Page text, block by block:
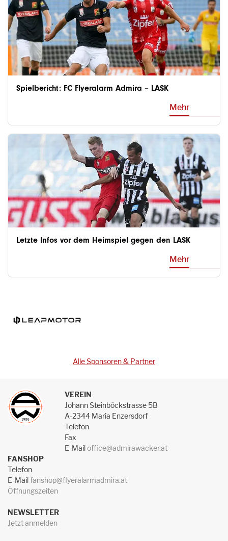
Spielbericht: FC Flyeralarm Admira – LASK
Mehr
Letzte Infos vor dem Heimspiel gegen den LASK
Mehr
Alle Sponsoren & Partner
VEREIN
Johann Steinböckstrasse 5B
A-2344 Maria Enzersdorf
Telefon
Fax
E-Mailoffice@admirawacker.at
FANSHOP
Telefon
E-Mailfanshop@flyeralarmadmira.at
Öffnungszeiten
NEWSLETTER
Jetzt anmelden